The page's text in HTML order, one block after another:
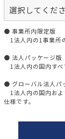
● 事業所内限定版
1法人内の1事業所
● 法人パッケージ版
1法人内の国内すべ
● グローバル法人パ
1法人内の国内およ
仕様です。